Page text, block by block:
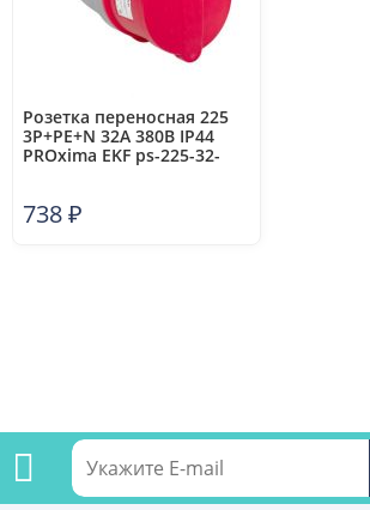
Розетка переносная 225
3P+PE+N 32А 380В IP44
PROxima EKF ps-225-32-
738₽